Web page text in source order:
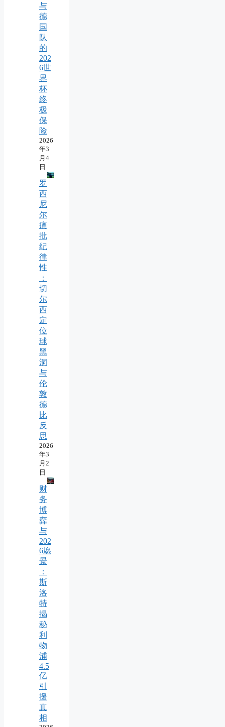
与
德
国
队
的
202
6世
界
杯
终
极
保
险
2026
年3
月4
日
罗
西
尼
尔
痛
批
纪
律
性
：
切
尔
西
定
位
球
黑
洞
与
伦
敦
德
比
反
思
2026
年3
月2
日
财
务
博
弈
与
202
6愿
景
：
斯
洛
特
揭
秘
利
物
浦
4.5
亿
引
援
真
相